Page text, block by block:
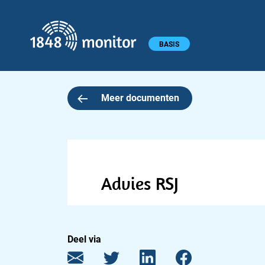
Hoofdmenu BASIS
Meer documenten
Advies RSJ
Deel via